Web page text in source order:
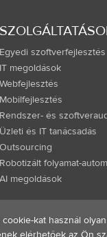
Egyedi szoftverfejlesztés
IT megoldások
Webfejlesztés
Mobilfejlesztés
Rendszer- és
Üzleti és IT tanácsadás
Outsourcing
Robotizált folyamat-
AI megoldások
kat használ